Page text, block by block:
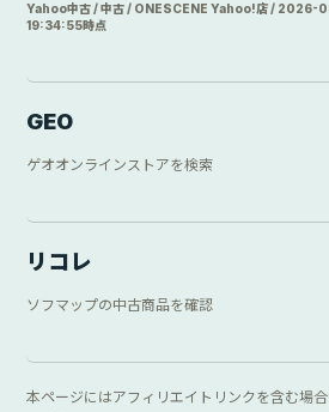
Yahoo中古 / 中古 / ONESCENE Yahoo!店 / 2026-
19:34:55時点
GEO
ゲオオンラインストアを検索
リコレ
ソフマップの中古商品を確認
本ページにはアフィリエイトリンクを含む場